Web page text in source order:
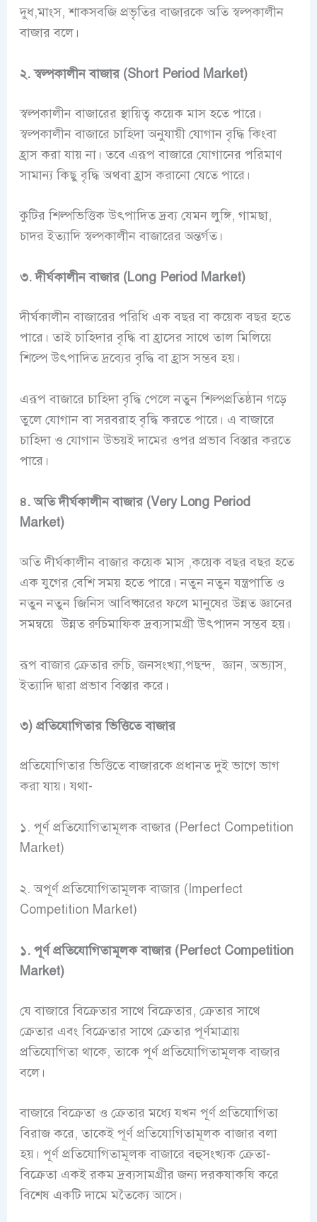
দুধ,মাংস, শাকসবজি প্রভৃতির বাজারকে অতি স্বল্পকালীন
বাজার বলে।
২. স্বল্পকালীন বাজার (Short Period Market)
স্বল্পকালীন বাজারের স্থায়িত্ব কয়েক মাস হতে পারে।
স্বল্পকালীন বাজারে চাহিদা অনুযায়ী যোগান বৃদ্ধি কিংবা
হ্রাস করা যায় না। তবে এরূপ বাজারে যোগানের পরিমাণ
সামান্য কিছু বৃদ্ধি অথবা হ্রাস করানো যেতে পারে।
কুটির শিল্পভিত্তিক উৎপাদিত দ্রব্য যেমন লুঙ্গি, গামছা,
চাদর ইত্যাদি স্বল্পকালীন বাজারের অন্তর্গত।
৩. দীর্ঘকালীন বাজার (Long Period Market)
দীর্ঘকালীন বাজারের পরিধি এক বছর বা কয়েক বছর হতে
পারে। তাই চাহিদার বৃদ্ধি বা হ্রাসের সাথে তাল মিলিয়ে
শিল্পে উৎপাদিত দ্রব্যের বৃদ্ধি বা হ্রাস সম্ভব হয়।
এরূপ বাজারে চাহিদা বৃদ্ধি পেলে নতুন শিল্পপ্রতিষ্ঠান গড়ে
তুলে যোগান বা সরবরাহ বৃদ্ধি করতে পারে। এ বাজারে
চাহিদা ও যোগান উভয়ই দামের ওপর প্রভাব বিস্তার করতে
পারে।
৪. অতি দীর্ঘকালীন বাজার (Very Long Period
Market)
অতি দীর্ঘকালীন বাজার কয়েক মাস ,কয়েক বছর বছর হতে
এক যুগের বেশি সময় হতে পারে। নতুন নতুন যন্ত্রপাতি ও
নতুন নতুন জিনিস আবিষ্কারের ফলে মানুষের উন্নত জ্ঞানের
সমন্বয়ে উন্নত রুচিমাফিক দ্রব্যসামগ্রী উৎপাদন সম্ভব হয়।
রূপ বাজার ক্রেতার রুচি, জনসংখ্যা,পছন্দ, জ্ঞান, অভ্যাস,
ইত্যাদি দ্বারা প্রভাব বিস্তার করে।
৩) প্রতিযোগিতার ভিত্তিতে বাজার
প্রতিযোগিতার ভিত্তিতে বাজারকে প্রধানত দুই ভাগে ভাগ
করা যায়। যথা-
১. পূর্ণ প্রতিযোগিতামূলক বাজার (Perfect Competition
Market)
২. অপূর্ণ প্রতিযোগিতামূলক বাজার (Imperfect
Competition Market)
১. পূর্ণ প্রতিযোগিতামূলক বাজার (Perfect Competition
Market)
যে বাজারে বিক্রেতার সাথে বিক্রেতার, ক্রেতার সাথে
ক্রেতার এবং বিক্রেতার সাথে ক্রেতার পূর্ণমাত্রায়
প্রতিযোগিতা থাকে, তাকে পূর্ণ প্রতিযোগিতামূলক বাজার
বলে।
বাজারে বিক্রেতা ও ক্রেতার মধ্যে যখন পূর্ণ প্রতিযোগিতা
বিরাজ করে, তাকেই পূর্ণ প্রতিযোগিতামূলক বাজার বলা
হয়। পূর্ণ প্রতিযোগিতামূলক বাজারে বহুসংখ্যক ক্রেতা-
বিক্রেতা একই রকম দ্রব্যসামগ্রীর জন্য দরকষাকষি করে
বিশেষ একটি দামে মতৈক্যে আসে।